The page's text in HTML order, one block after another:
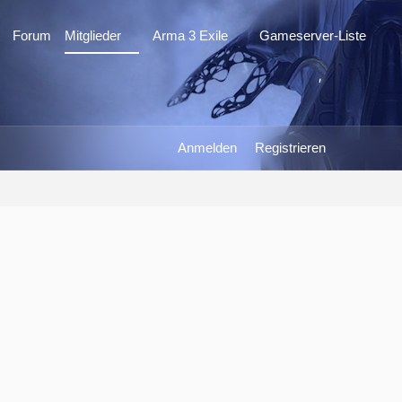
Forum Mitglieder Arma 3 Exile Gameserver-Liste
Anmelden Registrieren